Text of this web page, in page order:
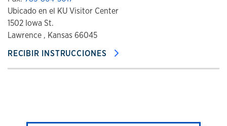
Ubicado en el KU Visitor Center
1502 Iowa St.
Lawrence , Kansas 66045
RECIBIR INSTRUCCIONES